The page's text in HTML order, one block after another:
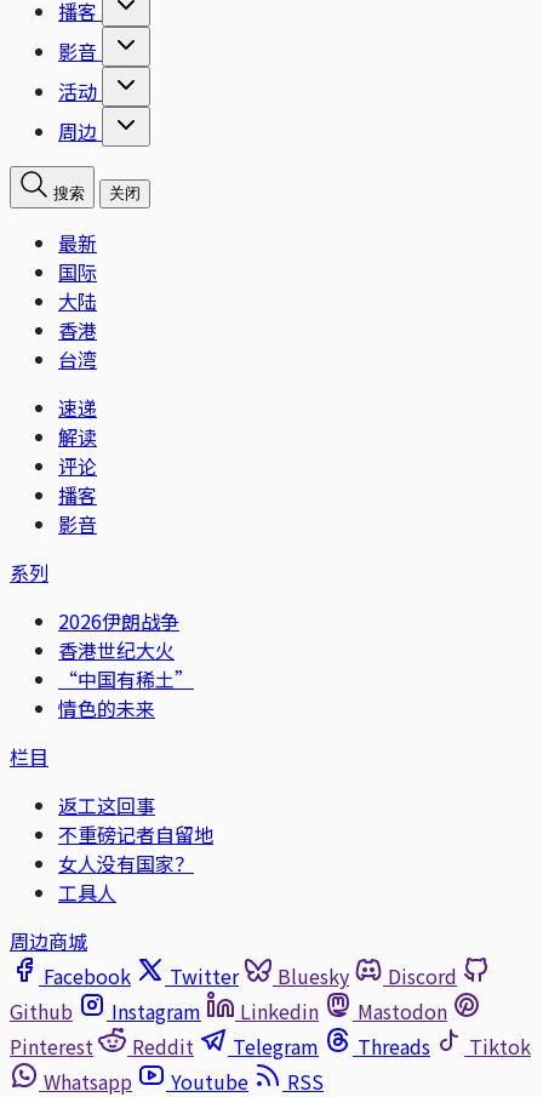
播客
影音
活动
周边
搜索 关闭
最新
国际
大陆
香港
台湾
速递
解读
评论
播客
影音
系列
2026伊朗战争
香港世纪大火
“中国有稀土”
情色的未来
栏目
返工这回事
不重磅记者自留地
女人没有国家？
工具人
周边商城
Facebook
Twitter Bluesky
Discord
Github
Instagram Linkedin
Mastodon
Pinterest
Reddit Telegram Threads
Tiktok
Whatsapp
Youtube
RSS